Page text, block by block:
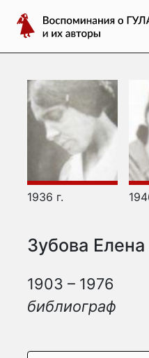
содержимому
Воспоминания
о
ГУЛАГе
авторы
Зубова
1903 – 1976
библиограф
1936 г.